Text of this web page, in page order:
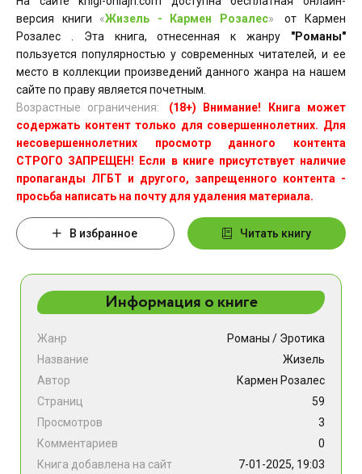
версия книги «Жизель - Кармен Розалес»
от Кармен
Розалес . Эта книга, отнесенная к жанру "Романы"
пользуется популярностью у современных читателей, и ее
место в коллекции произведений данного жанра на нашем
сайте по праву является почетным.
Возрастные ограничения:
(18+) Внимание! Книга может
содержать контент только для совершеннолетних. Для
несовершеннолетних просмотр данного контента
СТРОГО ЗАПРЕЩЕН! Если в книге присутствует наличие
пропаганды ЛГБТ и другого, запрещенного контента -
просьба написать на почту для удаления материала.
В избранное Читать книгу
Информация о книге
Жанр Романы / Эротика
Название
Жизель
Автор
Кармен Розалес
Страниц
59
Просмотров
3
Комментариев
0
Книга добавлена на сайт
7-01-2025, 19:03